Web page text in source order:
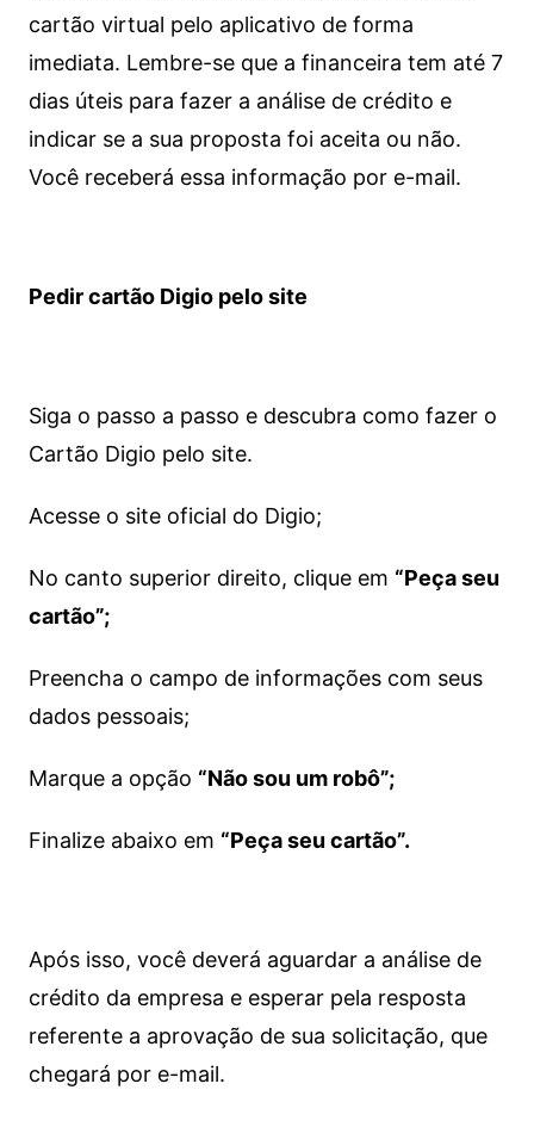
cartão virtual pelo aplicativo de forma
imediata. Lembre-se que a financeira tem até 7
dias úteis para fazer a análise de crédito e
indicar se a sua proposta foi aceita ou não.
Você receberá essa informação por e-mail.
Pedir cartão Digio pelo site
Siga o passo a passo e descubra como fazer o
Cartão Digio pelo site.
Acesse o site oficial do Digio;
No canto superior direito, clique em “Peça seu
cartão”;
Preencha o campo de informações com seus
dados pessoais;
Marque a opção “Não sou um robô”;
Finalize abaixo em “Peça seu cartão”.
Após isso, você deverá aguardar a análise de
crédito da empresa e esperar pela resposta
referente a aprovação de sua solicitação, que
chegará por e-mail.